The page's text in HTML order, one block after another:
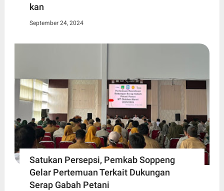
kan
September 24, 2024
Satukan Persepsi, Pemkab Soppeng
Gelar Pertemuan Terkait Dukungan
Serap Gabah Petani